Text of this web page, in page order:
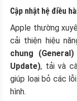
Cập nhật hệ điều
Apple thường
cải thiện hiệu
chung (General)
Update), tải và
giúp loại bỏ các
hình.